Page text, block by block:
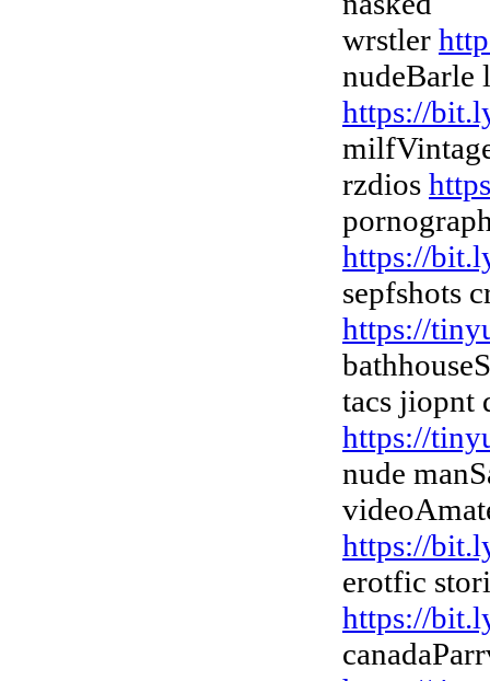
wrstler
nudeBarle
https://
rzdios
https://
sepfshots
https://
tacs jiopnt
https://
nude
https://
erotfic
https://